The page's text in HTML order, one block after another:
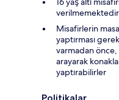
verilmemektedir
Misafirlerin
yaptırması
varmadan önce,
arayarak
yaptırabilirler